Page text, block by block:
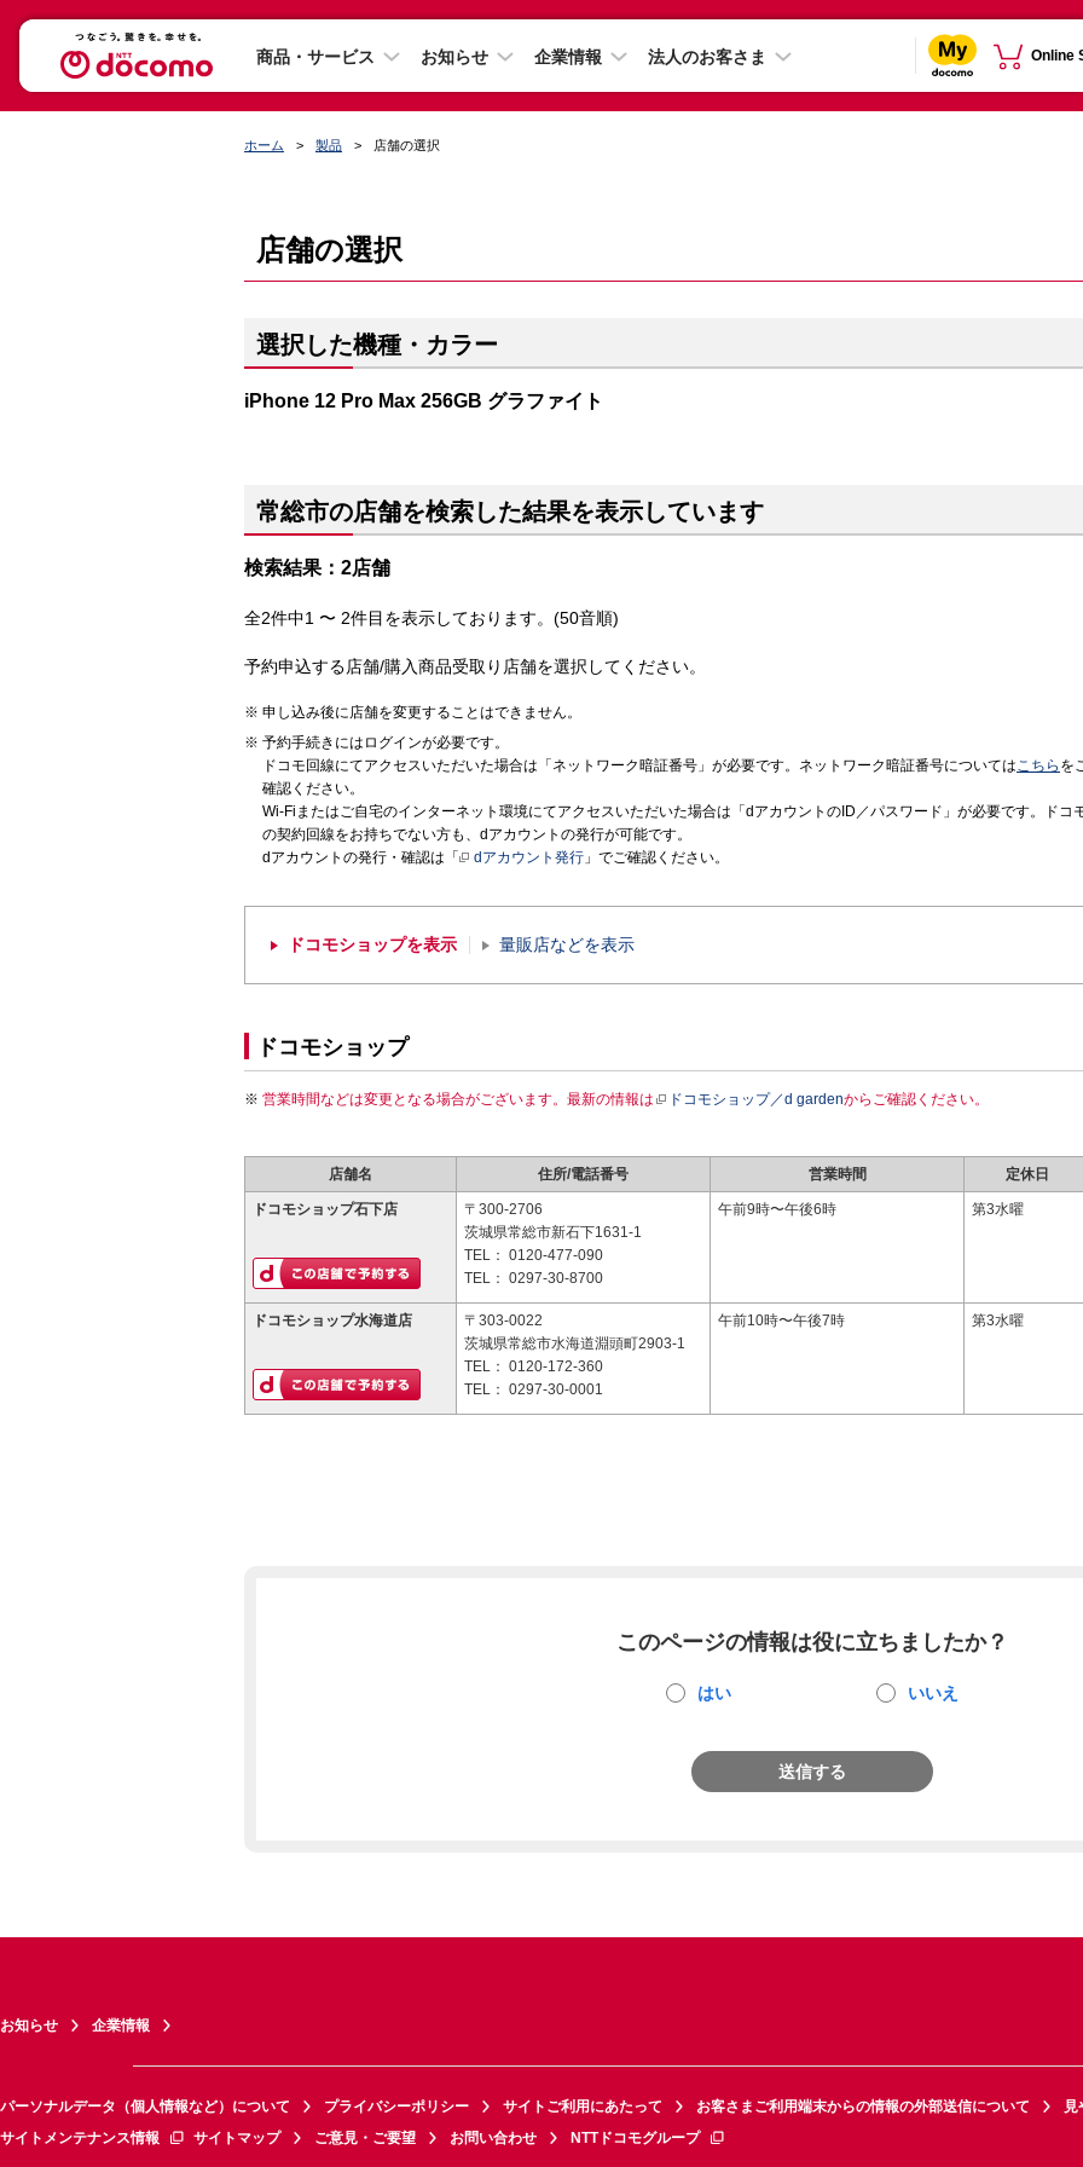
商品・サービス お知らせ 企業情報 法人のお客さま Online
ホーム 製品 店舗の選択
店舗の選択
選択した機種・カラー
iPhone 12 Pro Max 256GB グラファイト
常総市の店舗を検索した結果を表示しています
検索結果：2店舗
全2件中1 〜 2件目を表示しております。(50音順)
予約申込する店舗/購入商品受取り店舗を選択してください。
申し込み後に店舗を変更することはできません。
予約手続きにはログインが必要です。
ドコモ回線にてアクセスいただいた場合は「ネットワーク暗証番号」が必要です。ネットワーク暗証番号についてはこちら を
確認ください。
Wi-Fiまたはご自宅のインターネット環境にてアクセスいただいた場合は「dアカウントのID／パスワード」が必要です。ドコ
の契約回線をお持ちでない方も、dアカウントの発行が可能です。
dアカウントの発行・確認は「
dアカウント発行 」でご確認ください。
ドコモショップを表示 量販店などを表示
ドコモショップ
営業時間などは変更となる場合がございます。最新の情報は ドコモショップ／d gardenからご確認ください。
店舗名 住所/電話番号 営業時間 定休日
ドコモショップ石下店
〒300-2706
茨城県常総市新石下1631-1
TEL： 0120-477-090
TEL： 0297-30-8700
午前9時〜午後6時 第3水曜
ドコモショップ水海道店
〒303-0022
茨城県常総市水海道淵頭町2903-1
TEL： 0120-172-360
TEL： 0297-30-0001
午前10時〜午後7時 第3水曜
このページの情報は役に立ちましたか？
はい いいえ
送信する
お知らせ 企業情報
パーソナルデータ（個人情報など）について プライバシーポリシー サイトご利用にあたって お客さまご利用端末からの情報の外部送信について
見
サイトメンテナンス情報
サイトマップ ご意見・ご要望 お問い合わせ NTTドコモグループ